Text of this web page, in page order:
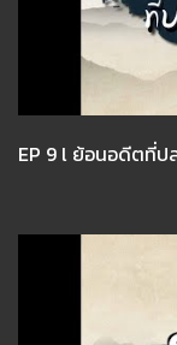
EP 9 l ย้อนอดีตที่ป